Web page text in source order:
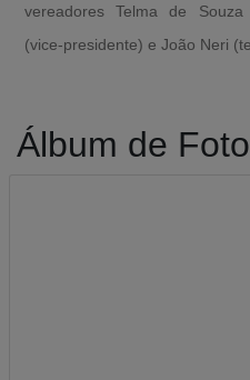
vereadores Telma de
(vice-presidente) e João Neri
Álbum de